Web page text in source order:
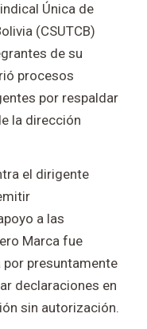
Única de
(CSUTCB)
de su
procesos
por respaldar
la dirección
el dirigente
a las
Marca fue
presuntamente
declaraciones en
sin autorización.